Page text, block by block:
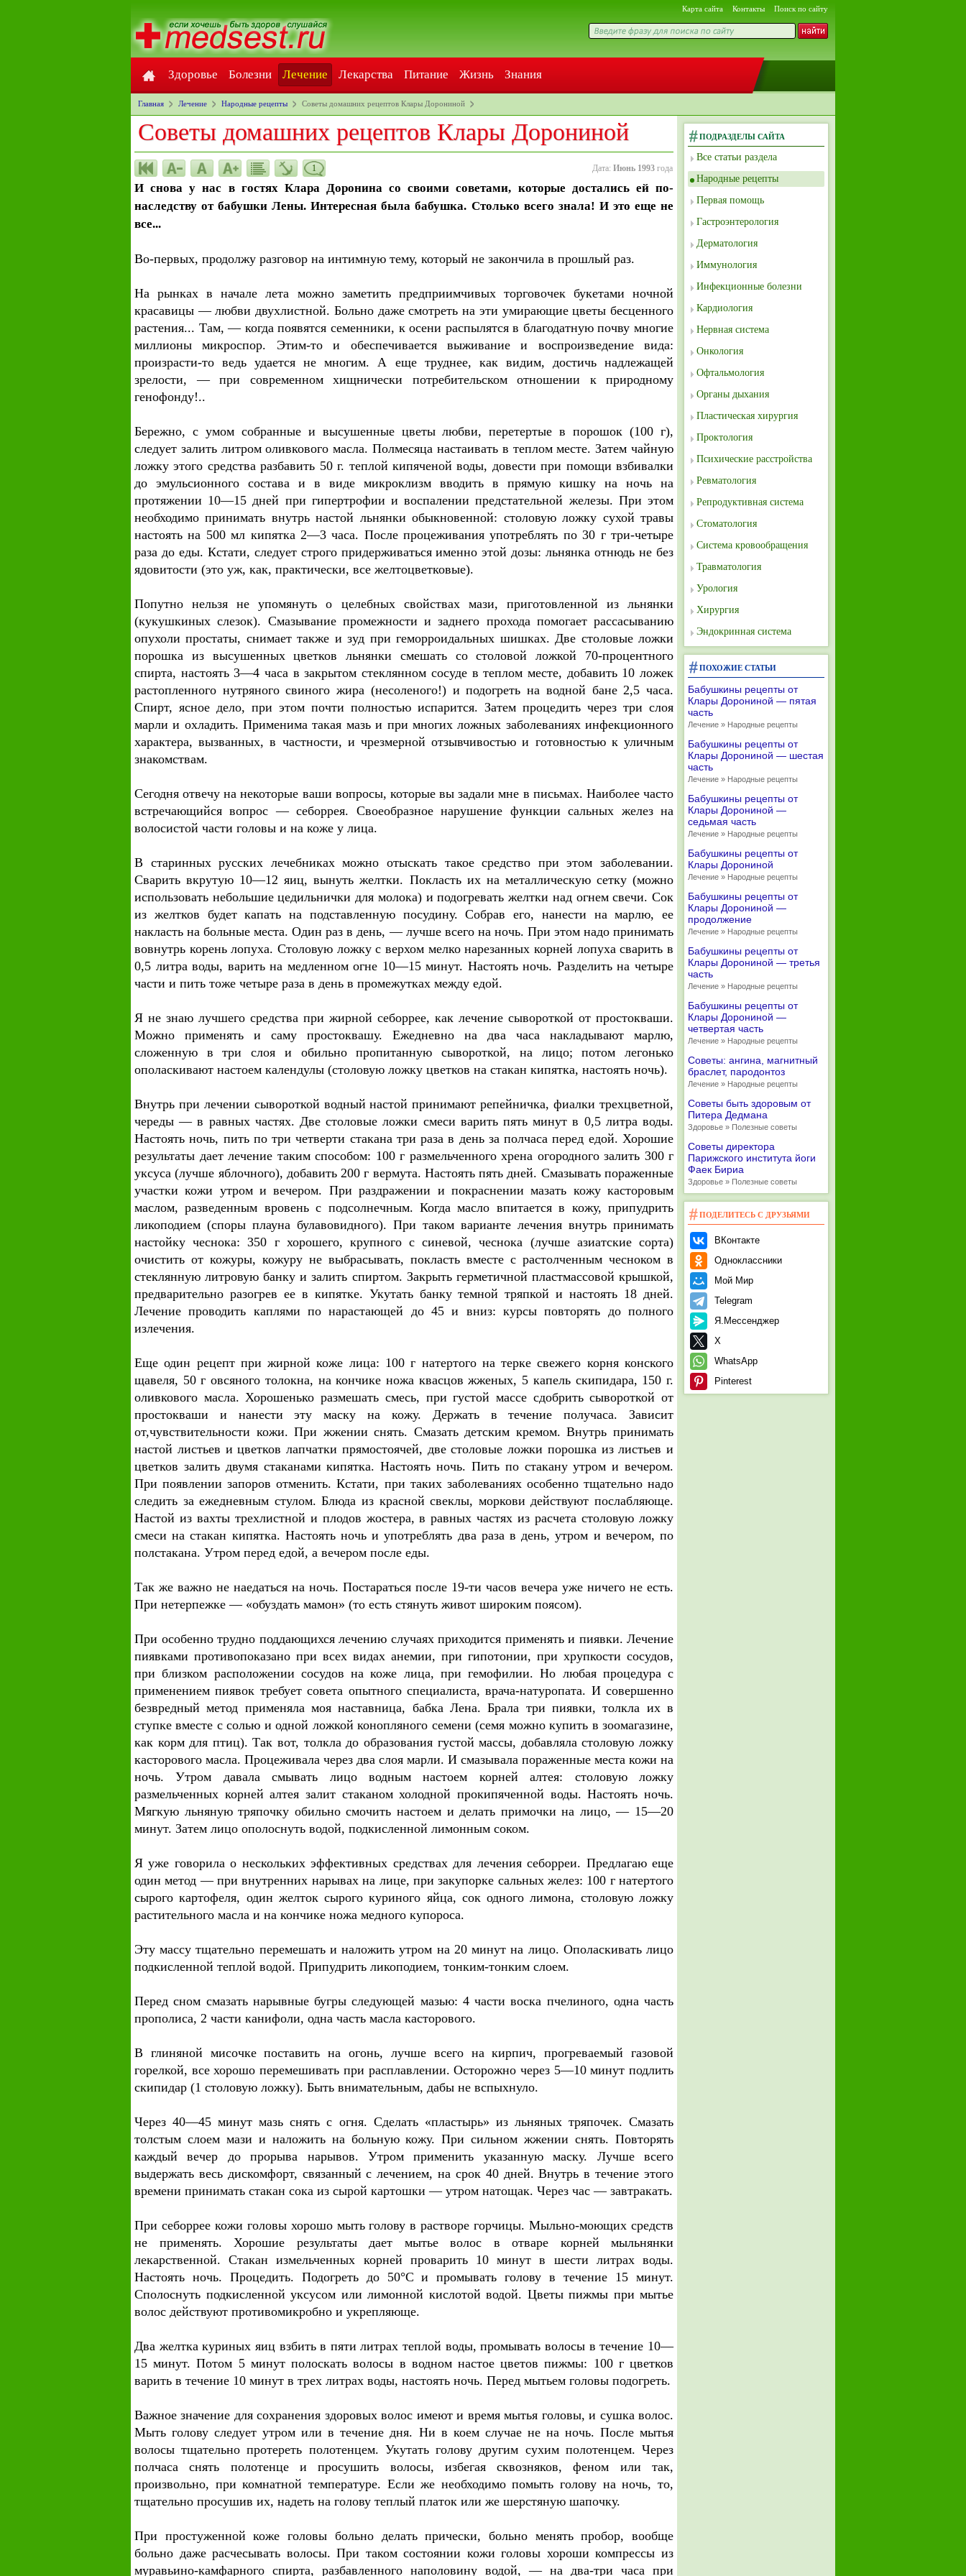
Карта сайта Контакты Поиск по сайту
Здоровье Болезни Лечение Лекарства Питание Жизнь Знания
Главная Лечение Народные рецепты Советы домашних рецептов Клары Дорониной
Советы домашних рецептов Клары Дорониной
1 Дата: Июнь 1993 года
И снова у нас в гостях Клара Доронина со своими советами, которые достались ей по-
наследству от бабушки Лены. Интересная была бабушка. Столько всего знала! И это еще не
все...
Во-первых, продолжу разговор на интимную тему, который не закончила в прошлый раз.
На рынках в начале лета можно заметить предприимчивых торговочек букетами ночной
красавицы — любви двухлистной. Больно даже смотреть на эти умирающие цветы бесценного
растения... Там, — когда появятся семенники, к осени распылятся в благодатную почву многие
миллионы микроспор. Этим-то и обеспечивается выживание и воспроизведение вида:
произрасти-то ведь удается не многим. А еще труднее, как видим, достичь надлежащей
зрелости, — при современном хищнически потребительском отношении к природному
генофонду!..
Бережно, с умом собранные и высушенные цветы любви, перетертые в порошок (100 г),
следует залить литром оливкового масла. Полмесяца настаивать в теплом месте. Затем чайную
ложку этого средства разбавить 50 г. теплой кипяченой воды, довести при помощи взбивалки
до эмульсионного состава и в виде микроклизм вводить в прямую кишку на ночь на
протяжении 10—15 дней при гипертрофии и воспалении предстательной железы. При этом
необходимо принимать внутрь настой льнянки обыкновенной: столовую ложку сухой травы
настоять на 500 мл кипятка 2—3 часа. После процеживания употреблять по 30 г три-четыре
раза до еды. Кстати, следует строго придерживаться именно этой дозы: льнянка отнюдь не без
ядовитости (это уж, как, практически, все желтоцветковые).
Попутно нельзя не упомянуть о целебных свойствах мази, приготовленной из льнянки
(кукушкиных слезок). Смазывание промежности и заднего прохода помогает рассасыванию
опухоли простаты, снимает также и зуд при геморроидальных шишках. Две столовые ложки
порошка из высушенных цветков льнянки смешать со столовой ложкой 70-процентного
спирта, настоять 3—4 часа в закрытом стеклянном сосуде в теплом месте, добавить 10 ложек
растопленного нутряного свиного жира (несоленого!) и подогреть на водной бане 2,5 часа.
Спирт, ясное дело, при этом почти полностью испарится. Затем процедить через три слоя
марли и охладить. Применима такая мазь и при многих ложных заболеваниях инфекционного
характера, вызванных, в частности, и чрезмерной отзывчивостью и готовностью к уличным
знакомствам.
Сегодня отвечу на некоторые ваши вопросы, которые вы задали мне в письмах. Наиболее часто
встречающийся вопрос — себоррея. Своеобразное нарушение функции сальных желез на
волосистой части головы и на коже у лица.
В старинных русских лечебниках можно отыскать такое средство при этом заболевании.
Сварить вкрутую 10—12 яиц, вынуть желтки. Покласть их на металлическую сетку (можно
использовать небольшие цедильнички для молока) и подогревать желтки над огнем свечи. Сок
из желтков будет капать на подставленную посудину. Собрав его, нанести на марлю, ее
накласть на больные места. Один раз в день, — лучше всего на ночь. При этом надо принимать
вовнутрь корень лопуха. Столовую ложку с верхом мелко нарезанных корней лопуха сварить в
0,5 литра воды, варить на медленном огне 10—15 минут. Настоять ночь. Разделить на четыре
части и пить тоже четыре раза в день в промежутках между едой.
Я не знаю лучшего средства при жирной себоррее, как лечение сывороткой от простокваши.
Можно применять и саму простоквашу. Ежедневно на два часа накладывают марлю,
сложенную в три слоя и обильно пропитанную сывороткой, на лицо; потом легонько
ополаскивают настоем календулы (столовую ложку цветков на стакан кипятка, настоять ночь).
Внутрь при лечении сывороткой водный настой принимают репейничка, фиалки трехцветной,
череды — в равных частях. Две столовые ложки смеси варить пять минут в 0,5 литра воды.
Настоять ночь, пить по три четверти стакана три раза в день за полчаса перед едой. Хорошие
результаты дает лечение таким способом: 100 г размельченного хрена огородного залить 300 г
уксуса (лучше яблочного), добавить 200 г вермута. Настоять пять дней. Смазывать пораженные
участки кожи утром и вечером. При раздражении и покраснении мазать кожу касторовым
маслом, разведенным вровень с подсолнечным. Когда масло впитается в кожу, припудрить
ликоподием (споры плауна булавовидного). При таком варианте лечения внутрь принимать
настойку чеснока: 350 г хорошего, крупного с синевой, чеснока (лучше азиатские сорта)
очистить от кожуры, кожуру не выбрасывать, покласть вместе с растолченным чесноком в
стеклянную литровую банку и залить спиртом. Закрыть герметичной пластмассовой крышкой,
предварительно разогрев ее в кипятке. Укутать банку темной тряпкой и настоять 18 дней.
Лечение проводить каплями по нарастающей до 45 и вниз: курсы повторять до полного
излечения.
Еще один рецепт при жирной коже лица: 100 г натертого на терке свежего корня конского
щавеля, 50 г овсяного толокна, на кончике ножа квасцов жженых, 5 капель скипидара, 150 г.
оливкового масла. Хорошенько размешать смесь, при густой массе сдобрить сывороткой от
простокваши и нанести эту маску на кожу. Держать в течение получаса. Зависит
от,чувствительности кожи. При жжении снять. Смазать детским кремом. Внутрь принимать
настой листьев и цветков лапчатки прямостоячей, две столовые ложки порошка из листьев и
цветков залить двумя стаканами кипятка. Настоять ночь. Пить по стакану утром и вечером.
При появлении запоров отменить. Кстати, при таких заболеваниях особенно тщательно надо
следить за ежедневным стулом. Блюда из красной свеклы, моркови действуют послабляюще.
Настой из вахты трехлистной и плодов жостера, в равных частях из расчета столовую ложку
смеси на стакан кипятка. Настоять ночь и употреблять два раза в день, утром и вечером, по
полстакана. Утром перед едой, а вечером после еды.
Так же важно не наедаться на ночь. Постараться после 19-ти часов вечера уже ничего не есть.
При нетерпежке — «обуздать мамон» (то есть стянуть живот широким поясом).
При особенно трудно поддающихся лечению случаях приходится применять и пиявки. Лечение
пиявками противопоказано при всех видах анемии, при гипотонии, при хрупкости сосудов,
при близком расположении сосудов на коже лица, при гемофилии. Но любая процедура с
применением пиявок требует совета опытного специалиста, врача-натуропата. И совершенно
безвредный метод применяла моя наставница, бабка Лена. Брала три пиявки, толкла их в
ступке вместе с солью и одной ложкой конопляного семени (семя можно купить в зоомагазине,
как корм для птиц). Так вот, толкла до образования густой массы, добавляла столовую ложку
касторового масла. Процеживала через два слоя марли. И смазывала пораженные места кожи на
ночь. Утром давала смывать лицо водным настоем корней алтея: столовую ложку
размельченных корней алтея залит стаканом холодной прокипяченной воды. Настоять ночь.
Мягкую льняную тряпочку обильно смочить настоем и делать примочки на лицо, — 15—20
минут. Затем лицо ополоснуть водой, подкисленной лимонным соком.
Я уже говорила о нескольких эффективных средствах для лечения себорреи. Предлагаю еще
один метод — при внутренних нарывах на лице, при закупорке сальных желез: 100 г натертого
сырого картофеля, один желток сырого куриного яйца, сок одного лимона, столовую ложку
растительного масла и на кончике ножа медного купороса.
Эту массу тщательно перемешать и наложить утром на 20 минут на лицо. Ополаскивать лицо
подкисленной теплой водой. Припудрить ликоподием, тонким-тонким слоем.
Перед сном смазать нарывные бугры следующей мазью: 4 части воска пчелиного, одна часть
прополиса, 2 части канифоли, одна часть масла касторового.
В глиняной мисочке поставить на огонь, лучше всего на кирпич, прогреваемый газовой
горелкой, все хорошо перемешивать при расплавлении. Осторожно через 5—10 минут подлить
скипидар (1 столовую ложку). Быть внимательным, дабы не вспыхнуло.
Через 40—45 минут мазь снять с огня. Сделать «пластырь» из льняных тряпочек. Смазать
толстым слоем мази и наложить на больную кожу. При сильном жжении снять. Повторять
каждый вечер до прорыва нарывов. Утром применить указанную маску. Лучше всего
выдержать весь дискомфорт, связанный с лечением, на срок 40 дней. Внутрь в течение этого
времени принимать стакан сока из сырой картошки — утром натощак. Через час — завтракать.
При себоррее кожи головы хорошо мыть голову в растворе горчицы. Мыльно-моющих средств
не применять. Хорошие результаты дает мытье волос в отваре корней мыльнянки
лекарственной. Стакан измельченных корней проварить 10 минут в шести литрах воды.
Настоять ночь. Процедить. Подогреть до 50°С и промывать голову в течение 15 минут.
Сполоснуть подкисленной уксусом или лимонной кислотой водой. Цветы пижмы при мытье
волос действуют противомикробно и укрепляюще.
Два желтка куриных яиц взбить в пяти литрах теплой воды, промывать волосы в течение 10—
15 минут. Потом 5 минут полоскать волосы в водном настое цветов пижмы: 100 г цветков
варить в течение 10 минут в трех литрах воды, настоять ночь. Перед мытьем головы подогреть.
Важное значение для сохранения здоровых волос имеют и время мытья головы, и сушка волос.
Мыть голову следует утром или в течение дня. Ни в коем случае не на ночь. После мытья
волосы тщательно протереть полотенцем. Укутать голову другим сухим полотенцем. Через
полчаса снять полотенце и просушить волосы, избегая сквозняков, феном или так,
произвольно, при комнатной температуре. Если же необходимо помыть голову на ночь, то,
тщательно просушив их, надеть на голову теплый платок или же шерстяную шапочку.
При простуженной коже головы больно делать прически, больно менять пробор, вообще
больно даже расчесывать волосы. При таком состоянии кожи головы хороши компрессы из
муравьино-камфарного спирта, разбавленного наполовину водой, — на два-три часа при
ПОДРАЗДЕЛЫ САЙТА
Все статьи раздела
Народные рецепты
Первая помощь
Гастроэнтерология
Дерматология
Иммунология
Инфекционные болезни
Кардиология
Нервная система
Онкология
Офтальмология
Органы дыхания
Пластическая хирургия
Проктология
Психические расстройства
Ревматология
Репродуктивная система
Стоматология
Система кровообращения
Травматология
Урология
Хирургия
Эндокринная система
ПОХОЖИЕ СТАТЬИ
Бабушкины рецепты от
Клары Дорониной — пятая
часть
Лечение » Народные рецепты
Бабушкины рецепты от
Клары Дорониной — шестая
часть
Лечение » Народные рецепты
Бабушкины рецепты от
Клары Дорониной —
седьмая часть
Лечение » Народные рецепты
Бабушкины рецепты от
Клары Дорониной
Лечение » Народные рецепты
Бабушкины рецепты от
Клары Дорониной —
продолжение
Лечение » Народные рецепты
Бабушкины рецепты от
Клары Дорониной — третья
часть
Лечение » Народные рецепты
Бабушкины рецепты от
Клары Дорониной —
четвертая часть
Лечение » Народные рецепты
Советы: ангина, магнитный
браслет, пародонтоз
Лечение » Народные рецепты
Советы быть здоровым от
Питера Дедмана
Здоровье » Полезные советы
Советы директора
Парижского института йоги
Фаек Бириа
Здоровье » Полезные советы
ПОДЕЛИТЕСЬ С ДРУЗЬЯМИ
ВКонтакте
Одноклассники
Мой Мир
Telegram
Я.Мессенджер
X
WhatsApp
Pinterest